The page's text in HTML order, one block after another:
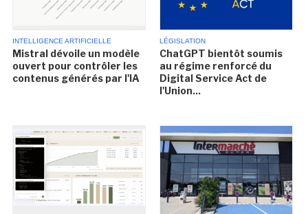
INTELLIGENCE ARTIFICIELLE
Mistral dévoile un modèle
ouvert pour contrôler les
contenus générés par l'IA
LÉGISLATION
ChatGPT bientôt soumis
au régime renforcé du
Digital Service Act de
l'Union...